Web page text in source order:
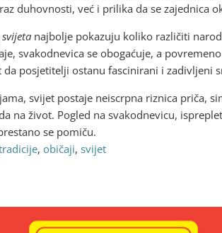
duhovnosti, već i prilika da se zajednica
najbolje pokazuju koliko različiti
svakodnevica se obogaćuje, a
posjetitelji ostanu fascinirani i zadivljeni
svijet postaje neiscrpna riznica priča,
na život. Pogled na svakodnevicu,
se pomiču.
, običaji, svijet